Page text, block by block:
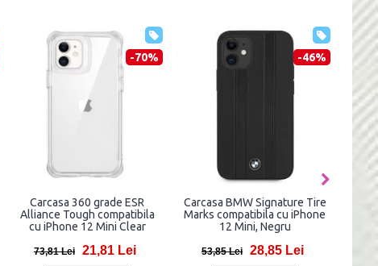
-70%
Carcasa 360 grade ESR
Alliance Tough compatibila
cu iPhone 12 Mini Clear
73,81 Lei 21,81 Lei
-46%
Carcasa BMW Signature Tire
Marks compatibila cu iPhone
12 Mini, Negru
53,85 Lei 28,85 Lei